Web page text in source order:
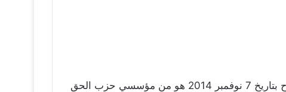
حسن محمد زيد سياسي يمني، ولد في مدينة صنعاء القديمة عام 1954، عين “وزير دولة” في حكومة خالد بحاح بتاريخ 7 نوفمبر 2014 هو من مؤسسي حزب الحق